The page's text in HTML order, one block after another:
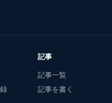
記事
記事一覧
記事を書く